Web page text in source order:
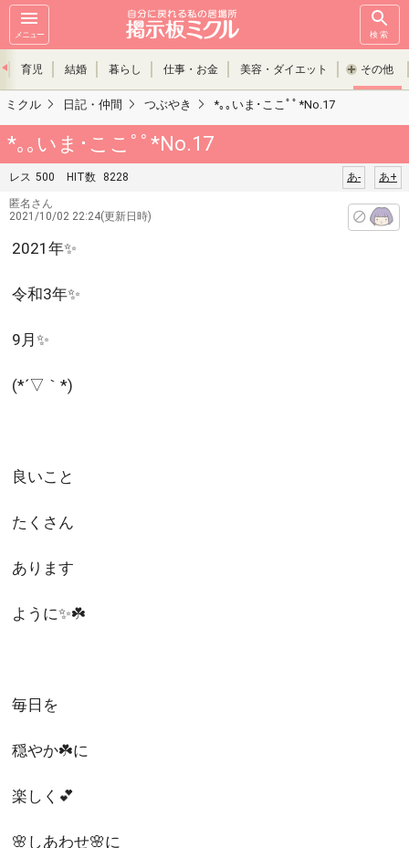
メニュー 検索
育児 結婚 暮らし 仕事・お金 美容・ダイエット その他
ミクル 日記・仲間 つぶやき *｡｡いま･ここﾟﾟ*No.17
*｡｡いま･ここﾟﾟ*No.17
レス 500 HIT数 8228 あ+
あ-
匿名さん
2021/10/02 22:24(更新日時)
2021年✨
令和3年✨
9月✨
(*´▽｀*)
良いこと
たくさん
あります
ように✨☘️
毎日を
穏やか☘️に
楽しく💕
🌸しあわせ🌸に